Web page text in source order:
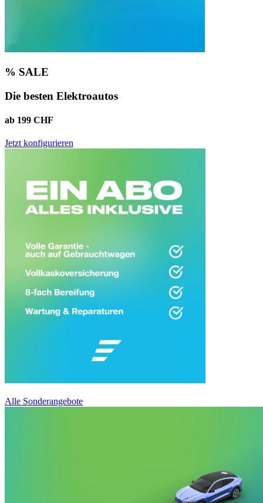
% SALE
Die besten Elektroautos
ab 199 CHF
Jetzt konfigurieren
Alle Sonderangebote